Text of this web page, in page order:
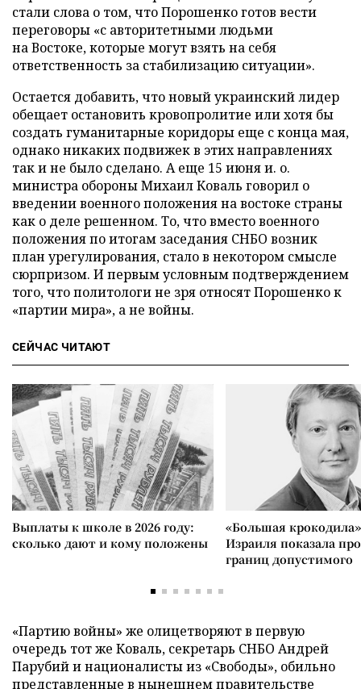
стали слова о том, что Порошенко готов вести
переговоры «с авторитетными людьми
на Востоке, которые могут взять на себя
ответственность за стабилизацию ситуации».
Остается добавить, что новый украинский лидер
обещает остановить кровопролитие или хотя бы
создать гуманитарные коридоры еще с конца мая,
однако никаких подвижек в этих направлениях
так и не было сделано. А еще 15 июня и. о.
министра обороны Михаил Коваль говорил о
введении военного положения на востоке страны
как о деле решенном. То, что вместо военного
положения по итогам заседания СНБО возник
план урегулирования, стало в некотором смысле
сюрпризом. И первым условным подтверждением
того, что политологи не зря относят Порошенко к
«партии мира», а не войны.
СЕЙЧАС ЧИТАЮТ
Выплаты к школе в 2026 году:
сколько дают и кому положены
«Большая
Израиля показала
границ допустимого
«Партию войны» же олицетворяют в первую
очередь тот же Коваль, секретарь СНБО Андрей
Парубий и националисты из «Свободы», обильно
представленные в нынешнем правительстве